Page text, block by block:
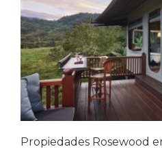
Propiedades Rosewood